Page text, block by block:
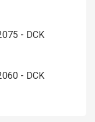
- DCK
- DCK